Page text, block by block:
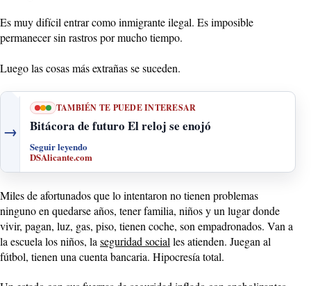
Es muy difícil entrar como inmigrante ilegal. Es imposible
permanecer sin rastros por mucho tiempo.
Luego las cosas más extrañas se suceden.
→
TAMBIÉN TE PUEDE INTERESAR
Bitácora de futuro El reloj se enojó
Seguir leyendo
DSAlicante.com
Miles de afortunados que lo intentaron no tienen problemas
ninguno en quedarse años, tener familia, niños y un lugar donde
vivir, pagan, luz, gas, piso, tienen coche, son empadronados. Van a
la escuela los niños, la seguridad social les atienden. Juegan al
fútbol, tienen una cuenta bancaria. Hipocresía total.